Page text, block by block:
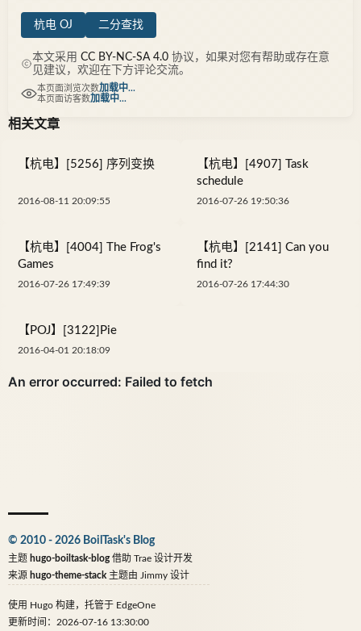
杭电 OJ 二分查找
本文采用 CC BY-NC-SA 4.0协议，如果对您有帮助或存在意
见建议，欢迎在下方评论交流。
本页面浏览次数加载中...
本页面访客数加载中...
相关文章
【杭电】[5256] 序列变换
2016-08-11 20:09:55
【杭电】[4907] Task
schedule
2016-07-26 19:50:36
【杭电】[4004] The Frog's
Games
2016-07-26 17:49:39
【杭电】[2141] Can you
find it?
2016-07-26 17:44:30
【POJ】[3122]Pie
2016-04-01 20:18:09
© 2010 - 2026 BoilTask's Blog
主题 hugo-boiltask-blog借助 Trae 设计开发
来源 hugo-theme-stack 主题由 Jimmy 设计
使用 Hugo 构建，托管于 EdgeOne
更新时间：2026-07-16 13:30:00